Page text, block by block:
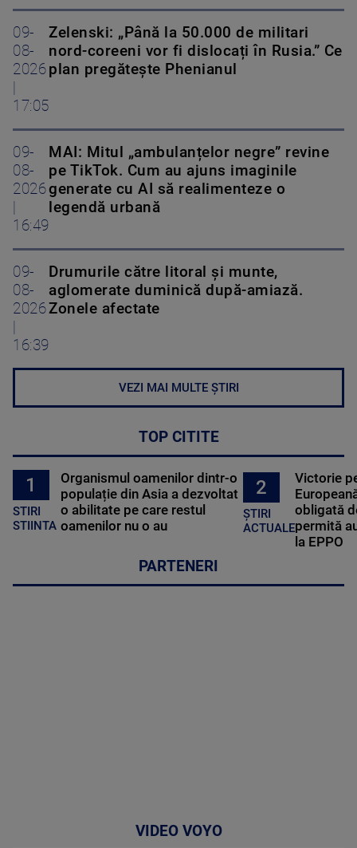
09-
08-
2026
17:05
Zelenski: „Până la 50.000 de militari
nord-coreeni vor fi dislocați în Rusia.” Ce
plan pregătește Phenianul
09-
08-
2026
16:49
MAI: Mitul „ambulanțelor negre” revine
pe TikTok. Cum au ajuns imaginile
generate cu AI să realimenteze o
legendă urbană
09-
08-
2026
16:39
Drumurile către litoral și munte,
aglomerate duminică după-amiază.
Zonele afectate
VEZI MAI MULTE ȘTIRI
TOP CITITE
1
STIRI
STIINTA
Organismul oamenilor dintr-o
populație din Asia a dezvoltat
o abilitate pe care restul
oamenilor nu o au
2
ȘTIRI
ACTUALE
Victorie
obligată
permită
la EPPO
PARTENERI
VIDEO VOYO